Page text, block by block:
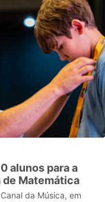
alunos para a
de Matemática
da Música, em